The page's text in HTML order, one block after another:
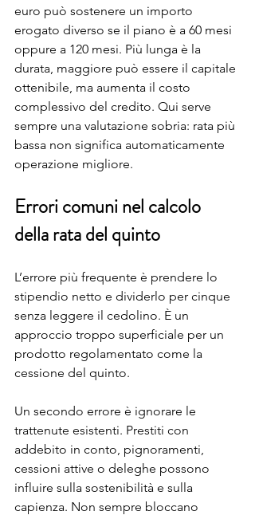
euro può sostenere un importo
erogato diverso se il piano è a 60 mesi
oppure a 120 mesi. Più lunga è la
durata, maggiore può essere il capitale
ottenibile, ma aumenta il costo
complessivo del credito. Qui serve
sempre una valutazione sobria: rata più
bassa non significa automaticamente
operazione migliore.
Errori comuni nel calcolo
della rata del quinto
L’errore più frequente è prendere lo
stipendio netto e dividerlo per cinque
senza leggere il cedolino. È un
approccio troppo superficiale per un
prodotto regolamentato come la
cessione del quinto.
Un secondo errore è ignorare le
trattenute esistenti. Prestiti con
addebito in conto, pignoramenti,
cessioni attive o deleghe possono
influire sulla sostenibilità e sulla
capienza. Non sempre bloccano